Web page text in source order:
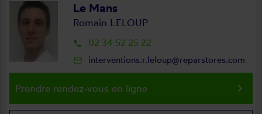
Le Mans
Romain LELOUP
local_phone 02 34 52 25 22
mail_outline interventions.r.leloup@reparstores.com
Prendre rendez-vous en ligne keyboard_arrow_right